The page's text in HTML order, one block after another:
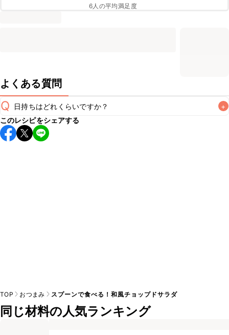
6人の平均満足度
よくある質問
Q 日持ちはどれくらいですか？ +
保存期間は冷蔵で当日中が目安です。なるべくお早めにお召
し上がりください。
このレシピをシェアする
TOP おつまみ スプーンで食べる！和風チョップドサラダ
同じ材料の人気ランキング